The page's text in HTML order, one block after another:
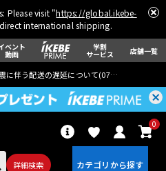
Please visit "https://global.ikebe-
international shipping.
ベント
動画
学割
サービス 店舗一覧
に伴う配送の遅延について(07月29日
詳細検索
0